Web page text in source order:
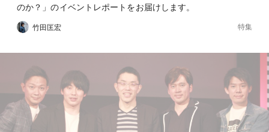
のか？」のイベントレポートをお届けします。
竹田匡宏 特集